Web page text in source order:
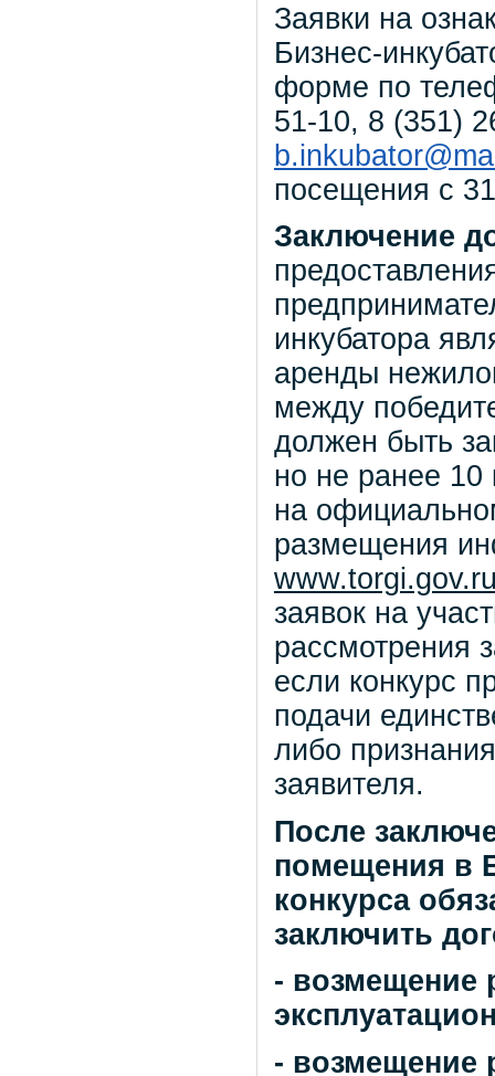
Заявки на
Бизнес-
форме по
51-10, 8 (351)
посещения с
Заключение
инкубатора
аренды
между
должен быть
но не ранее
на
размещения
заявок на
рассмотрения
если конкурс
подачи
либо
заявителя.
После
помещения в
конкурса
заключить
- возмещение
- возмещение